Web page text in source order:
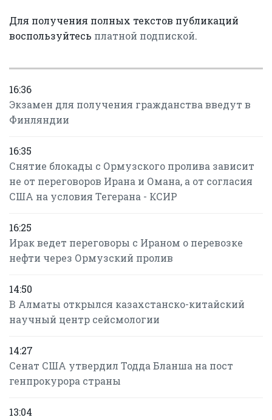
Для получения полных текстов публикаций
воспользуйтесь платной подпиской.
16:36
Экзамен для получения гражданства введут в
Финляндии
16:35
Снятие блокады с Ормузского пролива зависит
не от переговоров Ирана и Омана, а от согласия
США на условия Тегерана - КСИР
16:25
Ирак ведет переговоры с Ираном о перевозке
нефти через Ормузский пролив
14:50
В Алматы открылся казахстанско-китайский
научный центр сейсмологии
14:27
Сенат США утвердил Тодда Бланша на пост
генпрокурора страны
13:04